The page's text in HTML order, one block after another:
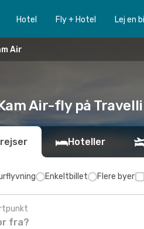
Hotel Fly + Hotel Lej en bil
Air
Air-fly på
Hoteller
Enkeltbillet Flere byer